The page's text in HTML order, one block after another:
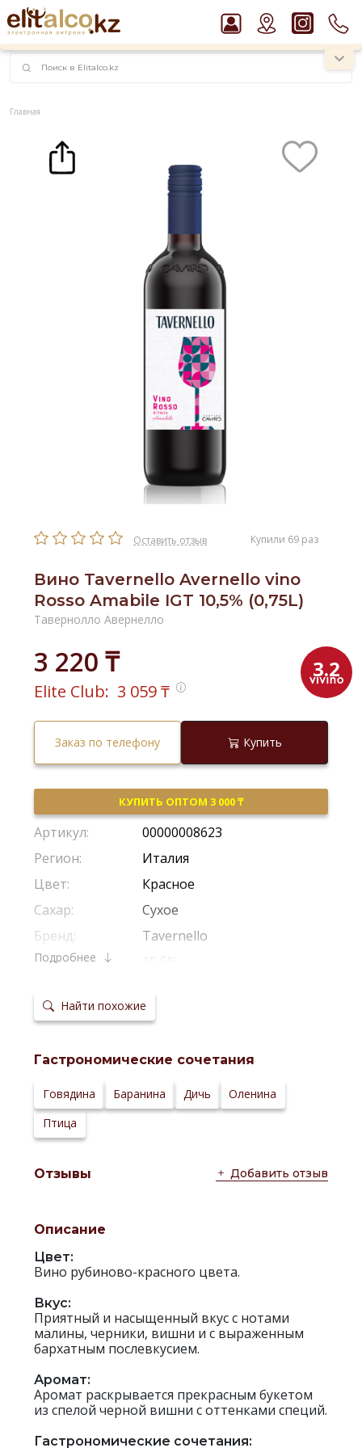
наименований!
instagram.com/rojo.kz
Рекомендуем
Водка Smirnoff Red Vodka 37,5%
Джин Gordon`s London Dry Gin 37,5%
Пиво Guinness Draught 4,2% Can
Главная
Оставить отзыв Купили 69 раз
Вино Tavernello Avernello vino
Rosso Amabile IGT 10,5% (0,75L)
Тавернолло Авернелло
3 220 ₸ 3.2
Elite Club: 3 059₸
Заказ по телефону Купить
КУПИТЬ ОПТОМ 3 000 ₸
Артикул:
00000008623
Регион:
Италия
Цвет:
Красное
Сахар:
Сухое
Бренд:
Tavernello
Крепость:
Виноград:
Неро Д`авола
хранения:
Температура
14-19*С
Сайт
производителя:
Подробнее
Найти похожие
Гастрономические сочетания
Говядина Баранина Дичь
Оленина
Птица
Отзывы Добавить отзыв
Описание
Цвет:
Вино рубиново-красного цвета.
Вкус:
Приятный и насыщенный вкус с нотами
малины, черники, вишни и с выраженным
бархатным послевкусием.
Аромат:
Аромат раскрывается прекрасным букетом
из спелой черной вишни с оттенками специй.
Гастрономические сочетания: